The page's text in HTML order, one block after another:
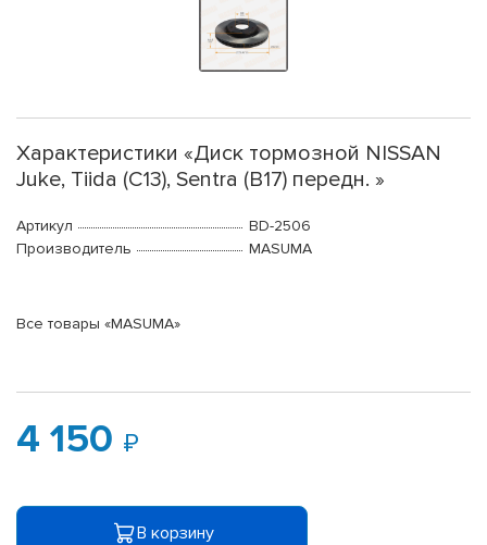
Характеристики «Диск тормозной NISSAN
Juke, Tiida (C13), Sentra (B17) передн. »
Артикул
BD-2506
Производитель
MASUMA
Все товары «MASUMA»
4 150
В корзину